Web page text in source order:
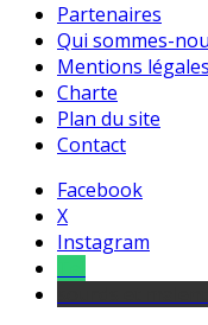
Partenaires
Qui sommes-
Mentions légales
Charte
Plan du site
Contact
Facebook
X
Instagram